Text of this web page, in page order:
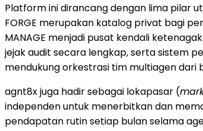
Platform ini dirancang dengan lima pilar
FORGE merupakan katalog privat bagi
MANAGE menjadi pusat kendali
jejak audit secara lengkap, serta sistem
mendukung orkestrasi tim multiagen
agnt8x juga hadir sebagai lokapasar (
independen untuk menerbitkan dan
pendapatan rutin setiap bulan selama